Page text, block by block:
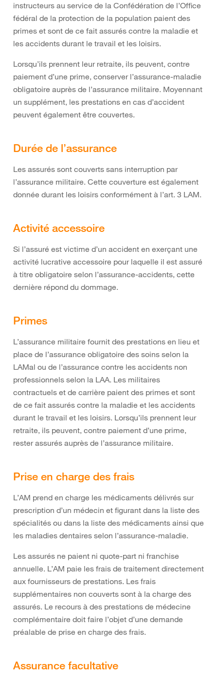
instructeurs au service de la Confédération de l’Office
fédéral de la protection de la population paient des
primes et sont de ce fait assurés contre la maladie et
les accidents durant le travail et les loisirs.
Lorsqu’ils prennent leur retraite, ils peuvent, contre
paiement d’une prime, conserver l’assurance-maladie
obligatoire auprès de l’assurance militaire. Moyennant
un supplément, les prestations en cas d’accident
peuvent également être couvertes.
Durée de l’assurance
Les assurés sont couverts sans interruption par
l’assurance militaire. Cette couverture est également
donnée durant les loisirs conformément à l’art. 3 LAM.
Activité accessoire
Si l’assuré est victime d’un accident en exerçant une
activité lucrative accessoire pour laquelle il est assuré
à titre obligatoire selon l’assurance-accidents, cette
dernière répond du dommage.
Primes
L’assurance militaire fournit des prestations en lieu et
place de l’assurance obligatoire des soins selon la
LAMal ou de l’assurance contre les accidents non
professionnels selon la LAA. Les militaires
contractuels et de carrière paient des primes et sont
de ce fait assurés contre la maladie et les accidents
durant le travail et les loisirs. Lorsqu’ils prennent leur
retraite, ils peuvent, contre paiement d’une prime,
rester assurés auprès de l’assurance militaire.
Prise en charge des frais
L’AM prend en charge les médicaments délivrés sur
prescription d’un médecin et figurant dans la liste des
spécialités ou dans la liste des médicaments ainsi que
les maladies dentaires selon l’assurance-maladie.
Les assurés ne paient ni quote-part ni franchise
annuelle. L’AM paie les frais de traitement directement
aux fournisseurs de prestations. Les frais
supplémentaires non couverts sont à la charge des
assurés. Le recours à des prestations de médecine
complémentaire doit faire l’objet d’une demande
préalable de prise en charge des frais.
Assurance facultative